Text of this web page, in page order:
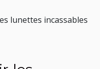
lunettes incassables